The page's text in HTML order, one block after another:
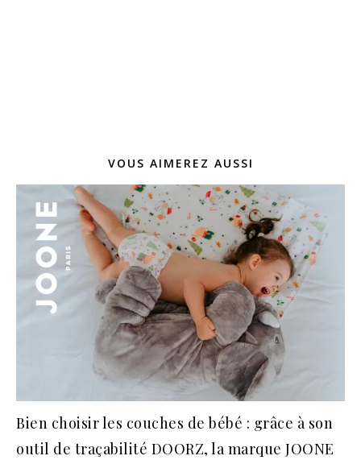
VOUS AIMEREZ AUSSI
Bien choisir les couches de bébé : grâce à son
outil de traçabilité DOORZ, la marque JOONE